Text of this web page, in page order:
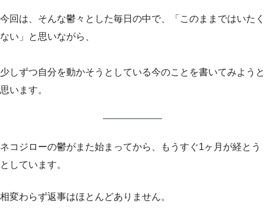
今回は、そんな鬱々とした毎日の中で、「このままではいたく
ない」と思いながら、
少しずつ自分を動かそうとしている今のことを書いてみようと
思います。
ネコジローの鬱がまた始まってから、もうすぐ1ヶ月が経とう
としています。
相変わらず返事はほとんどありません。